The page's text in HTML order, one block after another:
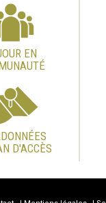
EN
D'ACCÈS